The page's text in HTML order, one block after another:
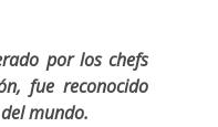
por los chefs
fue reconocido
mundo.